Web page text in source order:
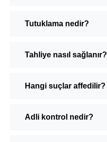
Tutuklama nedir?
Tahliye nasıl sağlanır?
Hangi suçlar affedilir?
Adli kontrol nedir?